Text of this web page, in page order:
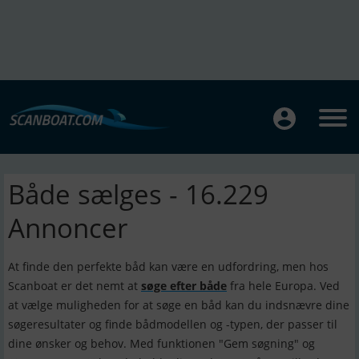
Både sælges - 16.229
Annoncer
At finde den perfekte båd kan være en udfordring, men hos
Scanboat er det nemt at søge efter både fra hele Europa. Ved
at vælge muligheden for at søge en båd kan du indsnævre dine
søgeresultater og finde bådmodellen og -typen, der passer til
dine ønsker og behov. Med funktionen "Gem søgning" og